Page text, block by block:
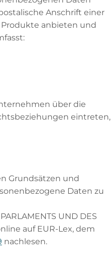
Anschrift einer
Produkte anbieten und
über die
eintreten,
Grundsätzen und
Daten zu
UND DES
auf EUR-Lex, dem
nachlesen.